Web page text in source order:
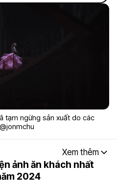
tạm ngừng sản xuất do các
Xem thêm
ảnh ăn khách nhất
2024